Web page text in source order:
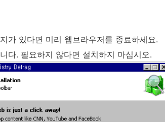
가 있다면 미리 웹브라우저를 종료하세요.
다. 필요하지 않다면 설치하지 마십시오.